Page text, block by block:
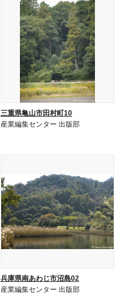
三重県亀山市田村町10
産業編集センター 出版部
兵庫県南あわじ市沼島02
産業編集センター 出版部